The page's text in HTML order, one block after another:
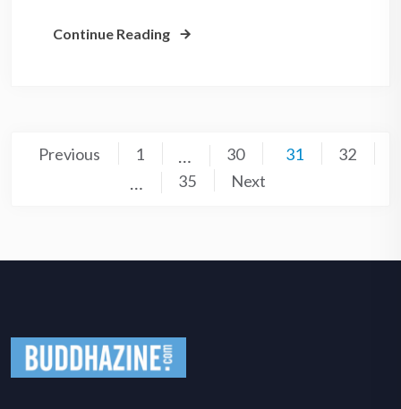
Continue Reading
Posts
pagination
Previous 1 … 30 31 32
… 35 Next